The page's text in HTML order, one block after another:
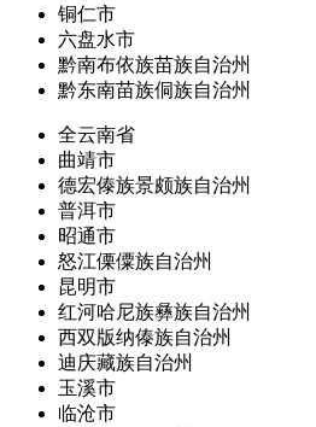
铜仁市
六盘水市
黔南布依族苗族自治州
黔东南苗族侗族自治州
全云南省
曲靖市
德宏傣族景颇族自治州
普洱市
昭通市
怒江傈僳族自治州
昆明市
红河哈尼族彝族自治州
西双版纳傣族自治州
迪庆藏族自治州
玉溪市
临沧市